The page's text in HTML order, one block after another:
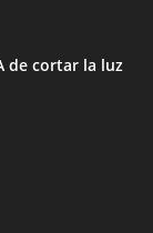
de cortar la luz